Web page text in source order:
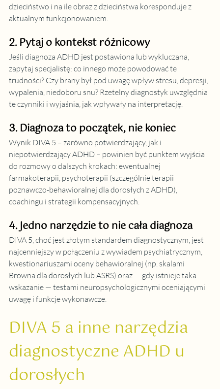
dzieciństwo i na ile obraz z dzieciństwa koresponduje z
aktualnym funkcjonowaniem.
2. Pytaj o kontekst różnicowy
Jeśli diagnoza ADHD jest postawiona lub wykluczana,
zapytaj specjalistę: co innego może powodować te
trudności? Czy brany był pod uwagę wpływ stresu, depresji,
wypalenia, niedoboru snu? Rzetelny diagnostyk uwzględnia
te czynniki i wyjaśnia, jak wpływały na interpretację.
3. Diagnoza to początek, nie koniec
Wynik DIVA 5 – zarówno potwierdzający, jak i
niepotwierdzający ADHD – powinien być punktem wyjścia
do rozmowy o dalszych krokach: ewentualnej
farmakoterapii, psychoterapii (szczególnie terapii
poznawczo-behawioralnej dla dorosłych z ADHD),
coachingu i strategii kompensacyjnych.
4. Jedno narzędzie to nie cała diagnoza
DIVA 5, choć jest złotym standardem diagnostycznym, jest
najcenniejszy w połączeniu z wywiadem psychiatrycznym,
kwestionariuszami oceny behawioralnej (np. skalami
Browna dla dorosłych lub ASRS) oraz — gdy istnieje taka
wskazanie — testami neuropsychologicznymi oceniającymi
uwagę i funkcje wykonawcze.
DIVA 5 a inne narzędzia
diagnostyczne ADHD u
dorosłych